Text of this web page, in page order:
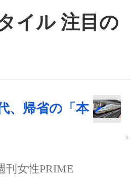
イル 注目の
、帰省の「本
刊女性PRIME